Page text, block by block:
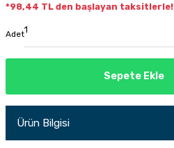
*98,44 TL den başlayan taksitlerle!
Adet
Sepete Ekle
Ürün Bilgisi